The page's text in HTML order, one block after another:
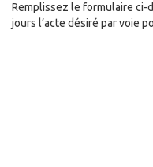
Remplissez le formulaire
jours l’acte désiré par voie